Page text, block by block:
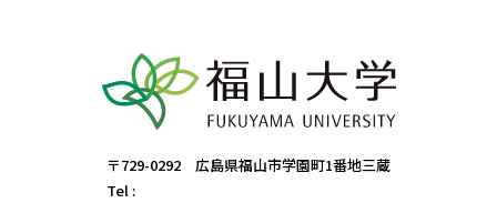
〒729-0292 広島県福山市学園町1番地三蔵
Tel :